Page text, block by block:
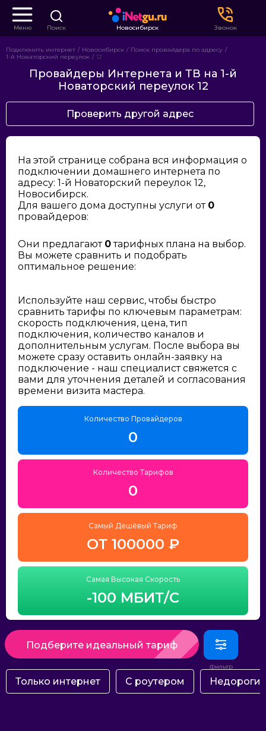
Меню Поиск Новосибирск Звонок
Подключить интернет Новосибирск
Поиск провайдера по адресу
1-й Новаторский переулок
12
Провайдеры Интернета и ТВ на 1-й
Новаторский переулок 12
Проверить другой адрес
На этой странице собрана вся информация о
подключении домашнего интернета по
адресу: 1-й Новаторский переулок 12,
Новосибирск.
Для вашего дома доступны услуги от 0
провайдеров:
Они предлагают 0тарифных плана на выбор.
Вы можете сравнить и подобрать
оптимальное решение:
Используйте наш сервис, чтобы быстро
сравнить тарифы по ключевым параметрам:
скорость подключения, цена, тип
подключения, количество каналов и
дополнительным услугам. После выбора вы
можете сразу оставить онлайн-заявку на
подключение - наш специалист свяжется с
вами для уточнения деталей и согласования
времени визита мастера.
Количество Провайдеров
0
Количество Тарифов
0
Самый Дешёвый Тариф
ОТ 100000 ₽
Самая Высокая Скорость
-100 МБИТ/С
Подберите идеальный тариф
Только интернет С роутером Недорогие